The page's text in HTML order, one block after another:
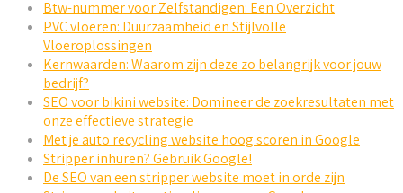
Btw-nummer voor Zelfstandigen: Een Overzicht
PVC vloeren: Duurzaamheid en Stijlvolle
Vloeroplossingen
Kernwaarden: Waarom zijn deze zo belangrijk voor jouw
bedrijf?
SEO voor bikini website: Domineer de zoekresultaten met
onze effectieve strategie
Met je auto recycling website hoog scoren in Google
Stripper inhuren? Gebruik Google!
De SEO van een stripper website moet in orde zijn